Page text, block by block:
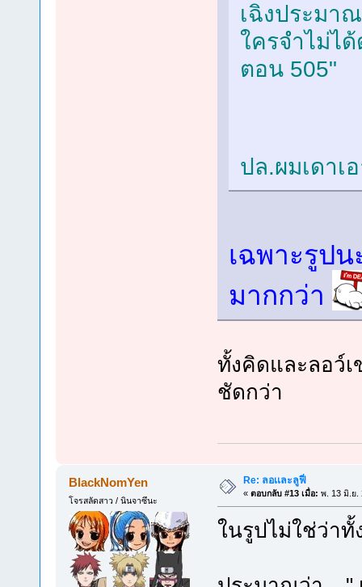
เฉิงประมา
ใครจำไม่ไ
ตอน 505"
ปล.ผมเดาเ
เฉพาะรูป
มากกว่า
ทั้งคิดและลอว์
ชัดกว่า
BlackNomYen
โจรสลัดสาว / นินจาซึนะ
Re: ลอเเละลูฟี่
« ตอบกลับ #13 เมื่อ: พ. 13 มิ.ย.
ในรูปไม่ใช่ว่าทั้